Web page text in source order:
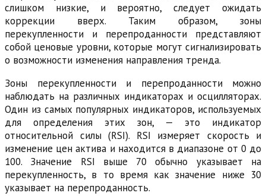
слишком низкие, и вероятно, следует ожидать
коррекции вверх. Таким образом, зоны
перекупленности и перепроданности представляют
собой ценовые уровни, которые могут сигнализировать
о возможности изменения направления тренда.
Зоны перекупленности и перепроданности можно
наблюдать на различных индикаторах и осцилляторах.
Один из самых популярных индикаторов, используемых
для определения этих зон, — это индикатор
относительной силы (RSI). RSI измеряет скорость и
изменение цен актива и находится в диапазоне от 0 до
100. Значение RSI выше 70 обычно указывает на
перекупленность, в то время как значение ниже 30
указывает на перепроданность.